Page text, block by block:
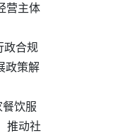
营主体
政合规
政策解
饮服
推动社